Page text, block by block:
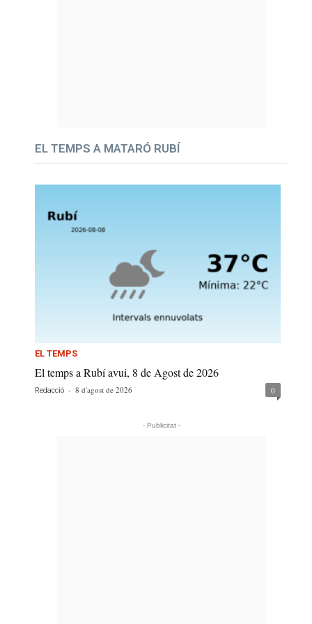
EL TEMPS A MATARÓ RUBÍ
EL TEMPS
El temps a Rubí avui, 8 de Agost de 2026
Redacció - 8 d'agost de 2026 0
- Publicitat -